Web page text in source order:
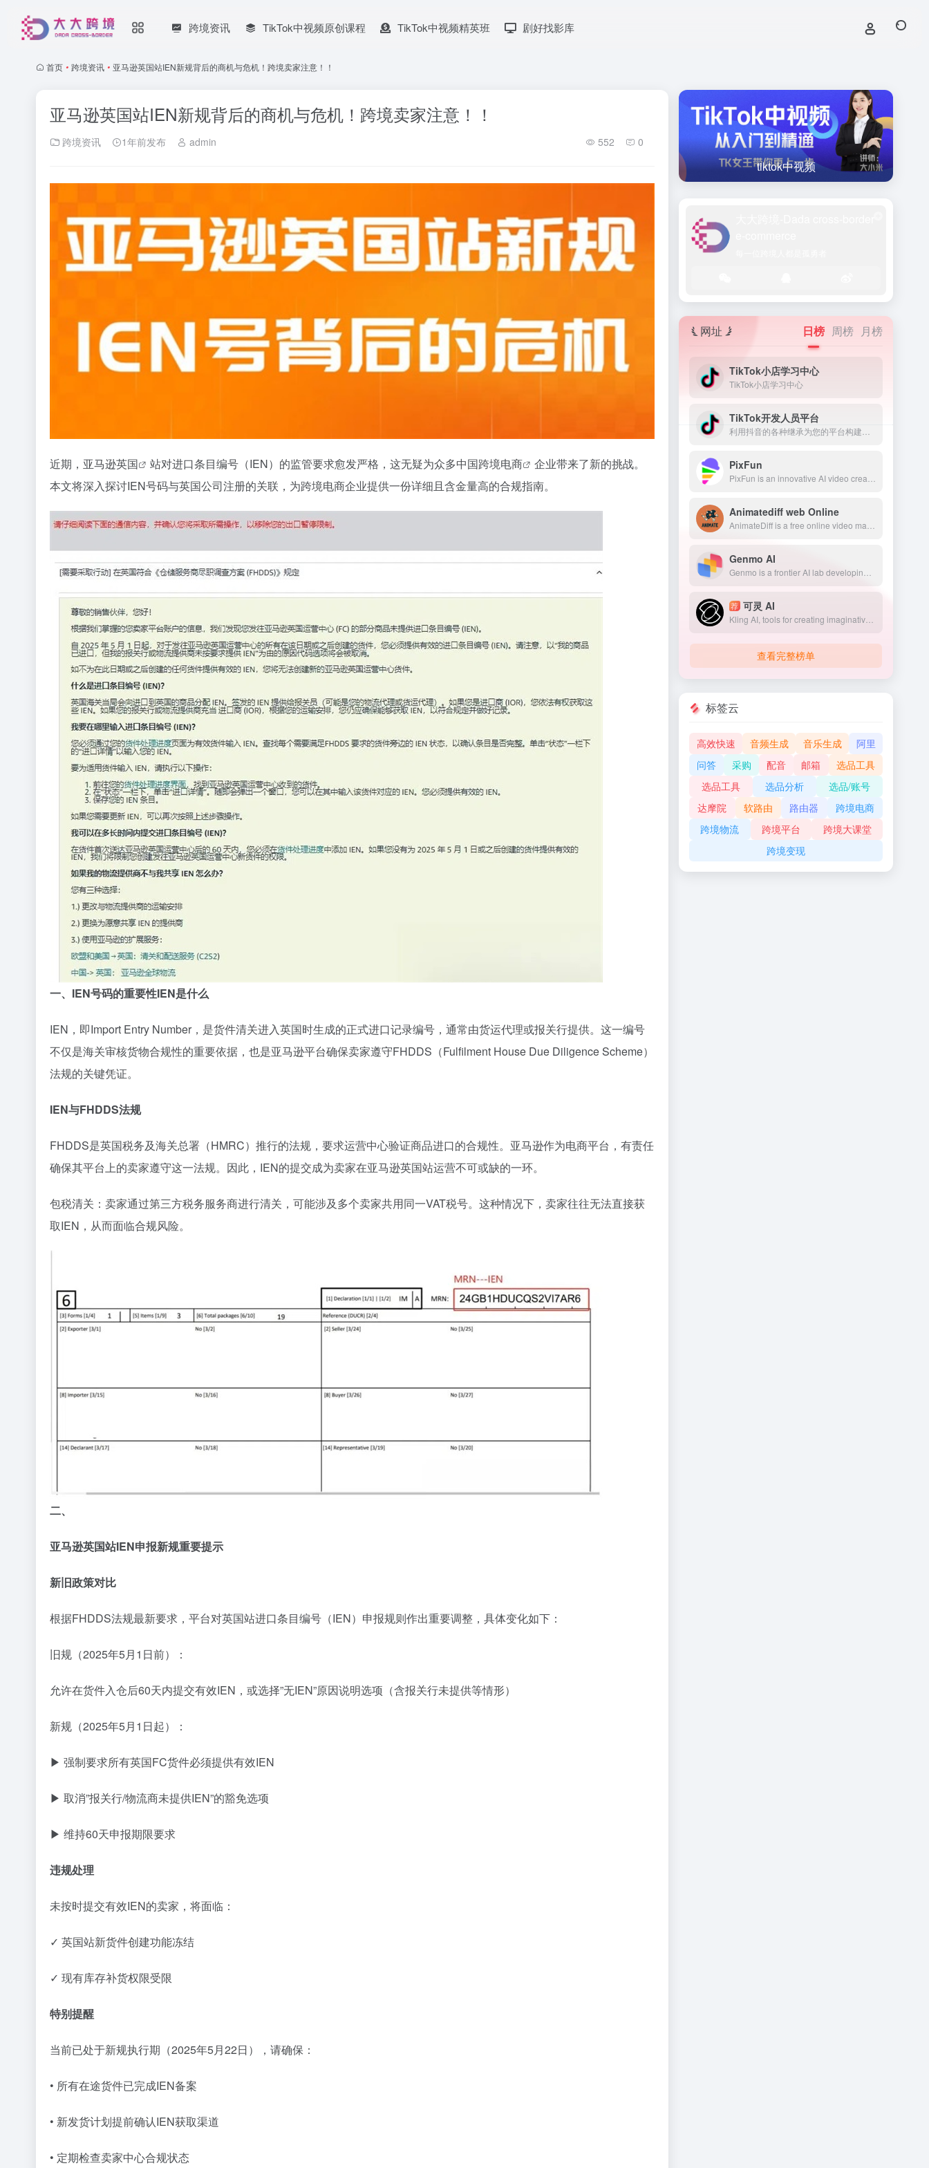
跨境资讯 TikTok中视频原创课程 TikTok中视频精英班 剧好找影库
首页 • 跨境资讯 • 亚马逊英国站IEN新规背后的商机与危机！跨境卖家注意！！
亚马逊英国站IEN新规背后的商机与危机！跨境卖家注意！！
跨境资讯 1年前发布 admin 552 0
近期， 亚马逊英国 站对进口条目编号（IEN）的监管要求愈发严格，这无疑为众多中国跨境电商
企业带来了新的挑战。
本文将深入探讨IEN号码与英国公司注册的关联，为跨境电商企业提供一份详细且含金量高的合规指南。
一、 IEN号码的重要性IEN是什么
IEN，即Import Entry Number，是货件清关进入英国时生成的正式进口记录编号，通常由货运代理或报关行提供。这一编号
不仅是海关审核货物合规性的重要依据，也是亚马逊平台确保卖家遵守FHDDS（Fulfilment House Due Diligence Scheme）
法规的关键凭证。
IEN与FHDDS法规
FHDDS是英国税务及海关总署（HMRC）推行的法规，要求运营中心验证商品进口的合规性。亚马逊作为电商平台，有责任
确保其平台上的卖家遵守这一法规。因此，IEN的提交成为卖家在亚马逊英国站运营不可或缺的一环。
包税清关‌：卖家通过第三方税务服务商进行清关，可能涉及多个卖家共用同一VAT税号。这种情况下，卖家往往无法直接获
取IEN，从而面临合规风险。
二、
亚马逊英国站IEN申报新规重要提示
新旧政策对比
根据FHDDS法规最新要求，平台对英国站进口条目编号（IEN）申报规则作出重要调整，具体变化如下：
旧规（2025年5月1日前）：
允许在货件入仓后60天内提交有效IEN，或选择”无IEN”原因说明选项（含报关行未提供等情形）
新规（2025年5月1日起）：
▶ 强制要求所有英国FC货件必须提供有效IEN
▶ 取消”报关行/物流商未提供IEN”的豁免选项
▶ 维持60天申报期限要求
违规处理
未按时提交有效IEN的卖家，将面临：
✓ 英国站新货件创建功能冻结
✓ 现有库存补货权限受限
特别提醒
当前已处于新规执行期（2025年5月22日），请确保：
• 所有在途货件已完成IEN备案
• 新发货计划提前确认IEN获取渠道
• 定期检查卖家中心合规状态
tiktok中视频
网址 日榜 周榜 月榜
TikTok小店学习中心
TikTok小店学习中心
TikTok开发人员平台
PixFun
Animatediff web Online
Genmo AI
荐 可灵 AI
查看完整榜单
标签云
高效快速 音频生成 音乐生成
阿里
问答
采购 配音 邮箱
选品工具
选品工具
选品分析
选品/账号
达摩院
软路由 路由器
跨境电商
跨境物流
跨境平台
跨境大课堂
跨境变现